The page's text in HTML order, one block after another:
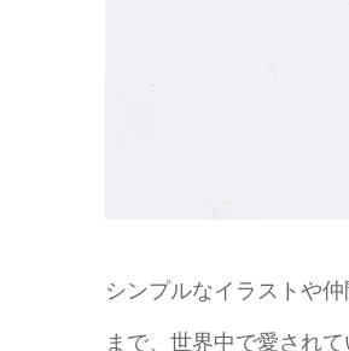
シンプルなイラストや
まで、世界中で愛され